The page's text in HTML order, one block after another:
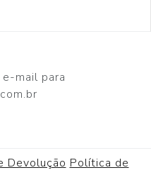
mail para
Devolução Política de